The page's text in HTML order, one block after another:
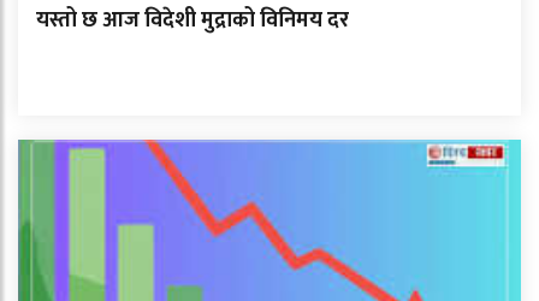
यस्तो छ आज विदेशी मुद्राको विनिमय दर